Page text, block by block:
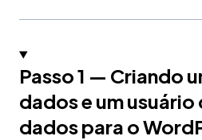
Passo 1 — Criando
dados e um
dados para o